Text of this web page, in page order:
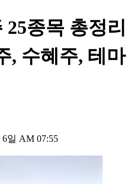
종목 총정리
, 수혜주, 테마
일 AM 07:55